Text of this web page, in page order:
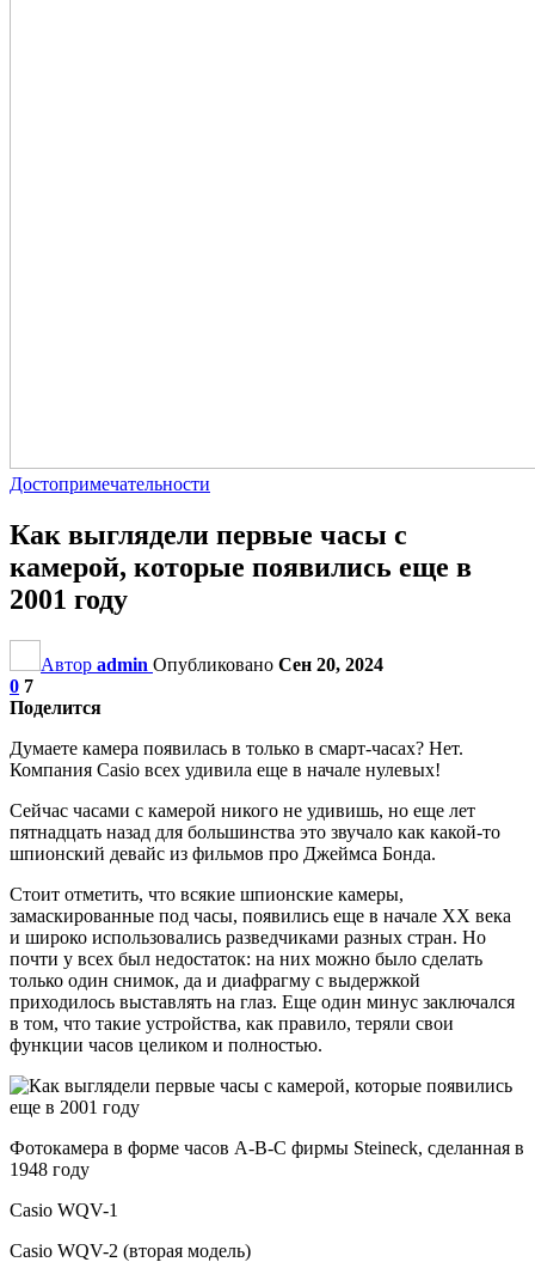
Достопримечательности
Как выглядели первые часы с
камерой, которые появились еще в
2001 году
Автор admin Опубликовано Сен 20, 2024
0 7
Поделится
Думаете камера появилась в только в смарт-часах? Нет.
Компания Casio всех удивила еще в начале нулевых!
Сейчас часами с камерой никого не удивишь, но еще лет
пятнадцать назад для большинства это звучало как какой-то
шпионский девайс из фильмов про Джеймса Бонда.
Стоит отметить, что всякие шпионские камеры,
замаскированные под часы, появились еще в начале XX века
и широко использовались разведчиками разных стран. Но
почти у всех был недостаток: на них можно было сделать
только один снимок, да и диафрагму с выдержкой
приходилось выставлять на глаз. Еще один минус заключался
в том, что такие устройства, как правило, теряли свои
функции часов целиком и полностью.
Фотокамера в форме часов A-B-C фирмы Steineck, сделанная в
1948 году
Casio WQV-1
Casio WQV-2 (вторая модель)